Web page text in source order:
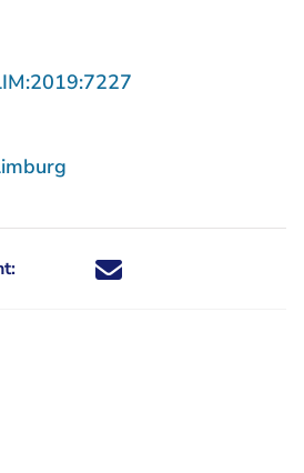
Deel dit nieuwsbericht via X -
Deel dit nieuwsbericht via
Deel dit nieuwsbericht
Deel dit